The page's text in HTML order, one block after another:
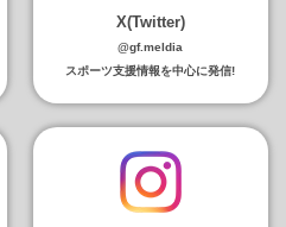
X(Twitter)
@gf.meldia
スポーツ支援情報を中心に発信!